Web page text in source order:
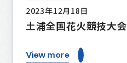
2023年12月18日
土浦全国花火競技大会
View more